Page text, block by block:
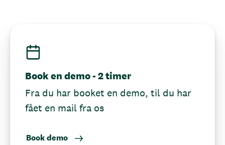
Book en demo - 2 timer
Fra du har booket en demo, til du har
fået en mail fra os
Book demo